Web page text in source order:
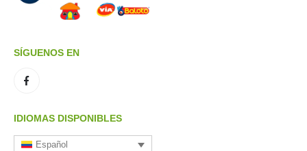
SÍGUENOS EN
IDIOMAS DISPONIBLES
Español